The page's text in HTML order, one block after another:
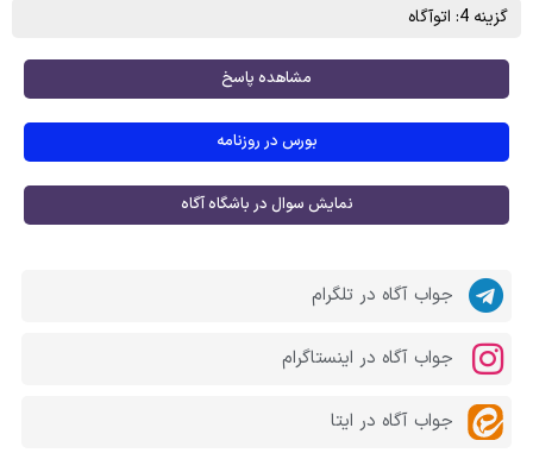
گزینه 4: اتوآگاه
مشاهده پاسخ
بورس در روزنامه
نمایش سوال در باشگاه آگاه
جواب آگاه در تلگرام
جواب آگاه در اینستاگرام
جواب آگاه در ایتا